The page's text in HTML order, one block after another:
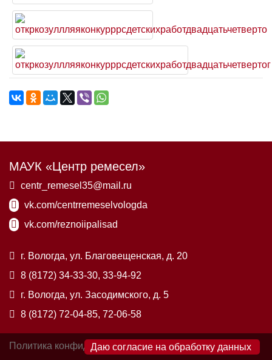
МАУК «Центр ремесел»
centr_remesel35@mail.ru
vk.com/centrremeselvologda
vk.com/reznoiipalisad
г. Вологда, ул. Благовещенская, д. 20
8 (8172) 34-33-30, 33-94-92
г. Вологда, ул. Засодимского, д. 5
8 (8172) 72-04-85, 72-06-58
Политика конфиденциальности